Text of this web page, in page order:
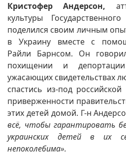
Кристофер Андерсон,
культуры
поделился своим личным
в Украину вместе с
Райли Барнсом. Он
похищении и
ужасающих свидетельствах
спастись из-под
приверженности
этих детей домой. Г-н
всё, чтобы гарантировать
украинских детей в их
непоколебима».